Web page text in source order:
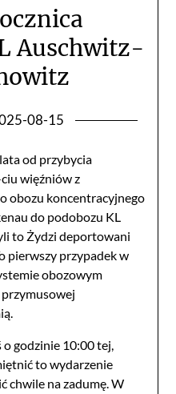
Auschwitz-
08-15
od przybycia
więźniów z
obozu koncentracyjnego
do podobozu KL
to Żydzi deportowani
pierwszy przypadek w
obozowym
o godzinie 10:00 tej,
to wydarzenie
chwile na zadumę. W